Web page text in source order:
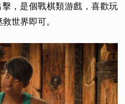
，是個戰棋類游戲，喜歡玩
世界即可。